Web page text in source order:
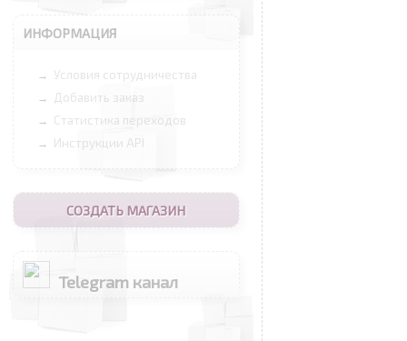
ИНФОРМАЦИЯ
→ Условия сотрудничества
→ Добавить заказ
→ Статистика переходов
→ Инструкции API
СОЗДАТЬ МАГАЗИН
Telegram канал